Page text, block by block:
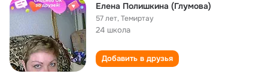
Елена Полишкина (Глумова)
57 лет,Темиртау
24 школа
Добавить в друзья